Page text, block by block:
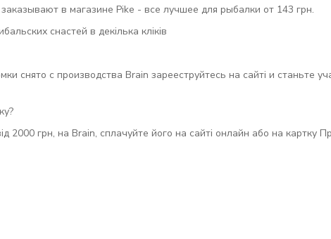
в магазине Pike - все лучшее для рыбалки от 143 грн.
снастей в декілька кліків
снято с производства Brain зарееструйтесь на сайті и станьте
2000 грн, на Brain, сплачуйте його на сайті онлайн або на картку